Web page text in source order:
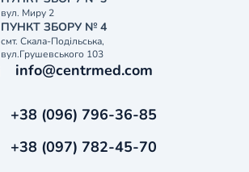
вул. Миру 2
ПУНКТ ЗБОРУ № 4
смт. Скала-Подільська,
вул.Грушевського 103
info@centrmed.com
+38 (096) 796-36-85
+38 (097) 782-45-70